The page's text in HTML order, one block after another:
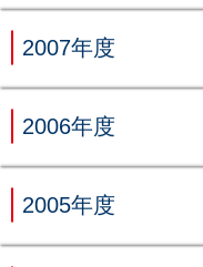
2007年度
2006年度
2005年度